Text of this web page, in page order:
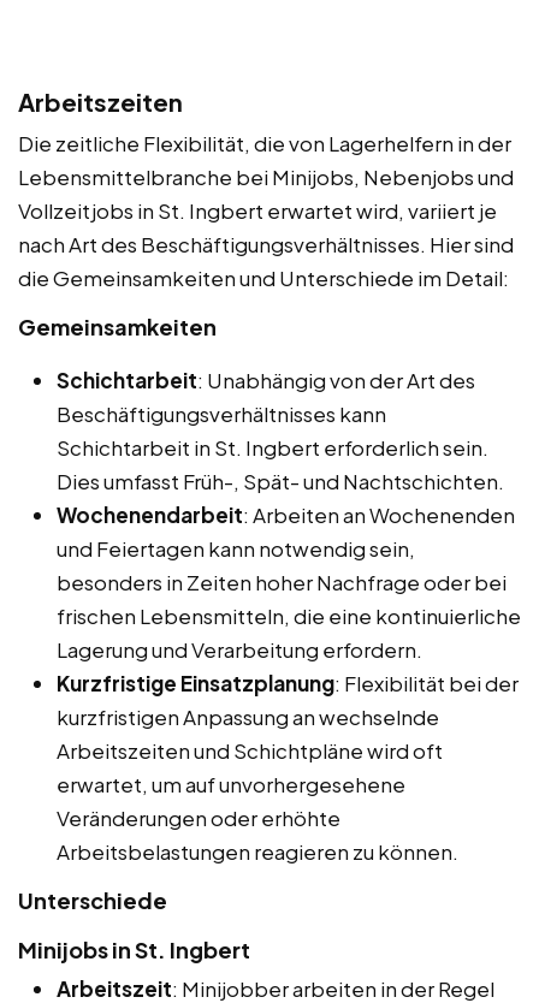
Arbeitszeiten
Die zeitliche Flexibilität, die von Lagerhelfern in der
Lebensmittelbranche bei Minijobs, Nebenjobs und
Vollzeitjobs in St. Ingbert erwartet wird, variiert je
nach Art des Beschäftigungsverhältnisses. Hier sind
die Gemeinsamkeiten und Unterschiede im Detail:
Gemeinsamkeiten
Schichtarbeit: Unabhängig von der Art des
Beschäftigungsverhältnisses kann
Schichtarbeit in St. Ingbert erforderlich sein.
Dies umfasst Früh-, Spät- und Nachtschichten.
Wochenendarbeit: Arbeiten an Wochenenden
und Feiertagen kann notwendig sein,
besonders in Zeiten hoher Nachfrage oder bei
frischen Lebensmitteln, die eine kontinuierliche
Lagerung und Verarbeitung erfordern.
Kurzfristige Einsatzplanung: Flexibilität bei der
kurzfristigen Anpassung an wechselnde
Arbeitszeiten und Schichtpläne wird oft
erwartet, um auf unvorhergesehene
Veränderungen oder erhöhte
Arbeitsbelastungen reagieren zu können.
Unterschiede
Minijobs in St. Ingbert
Arbeitszeit: Minijobber arbeiten in der Regel